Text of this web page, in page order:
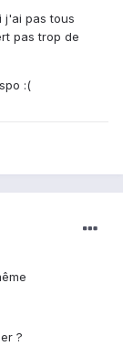
j'ai pas tous
pas trop de
:(
?